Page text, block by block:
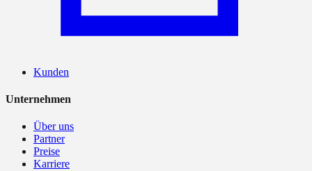
Kunden
Unternehmen
Über uns
Partner
Preise
Karriere